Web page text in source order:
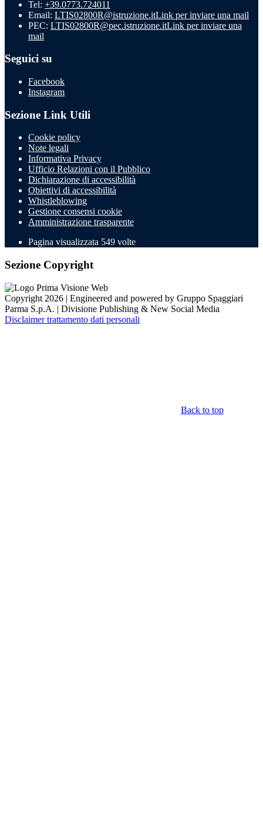
Tel: +39.0773.724011
Email: LTIS02800R@istruzione.itLink per inviare una mail
PEC: LTIS02800R@pec.istruzione.itLink per inviare una
mail
Seguici su
Facebook
Instagram
Sezione Link Utili
Cookie policy
Note legali
Informativa Privacy
Ufficio Relazioni con il Pubblico
Dichiarazione di accessibilità
Obiettivi di accessibilità
Whistleblowing
Gestione consensi cookie
Amministrazione trasparente
Pagina visualizzata 549 volte
Sezione Copyright
Copyright 2026 | Engineered and powered by Gruppo Spaggiari
Parma S.p.A. | Divisione Publishing & New Social Media
Disclaimer trattamento dati personali
Back to top